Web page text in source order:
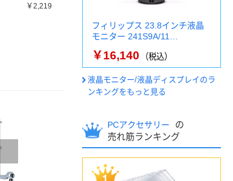
￥2,219
フィリップス 23.8インチ液晶
モニター 241S9A/11…
￥16,140 （税込）
液晶モニター/液晶ディスプレイのラ
ンキングをもっと見る
PCアクセサリー
の
売れ筋ランキング